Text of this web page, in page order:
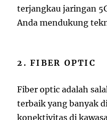
terjangkau jaringan
Anda mendukung
2. FIBER OPTIC
Fiber optic adalah
terbaik yang banyak
konektivitas di